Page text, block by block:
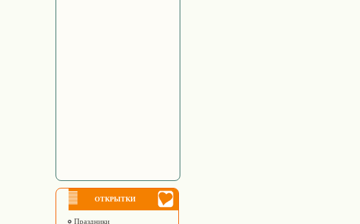
ОТКРЫТКИ
Праздники